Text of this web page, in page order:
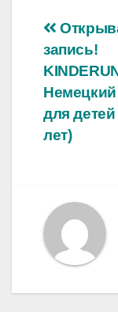
по
запись!
для детей
лет)